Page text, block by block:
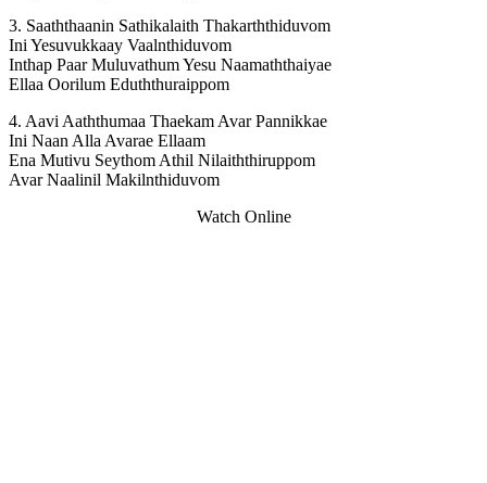
3. Saaththaanin Sathikalaith Thakarththiduvom
Ini Yesuvukkaay Vaalnthiduvom
Inthap Paar Muluvathum Yesu Naamaththaiyae
Ellaa Oorilum Eduththuraippom
4. Aavi Aaththumaa Thaekam Avar Pannikkae
Ini Naan Alla Avarae Ellaam
Ena Mutivu Seythom Athil Nilaiththiruppom
Avar Naalinil Makilnthiduvom
Watch Online